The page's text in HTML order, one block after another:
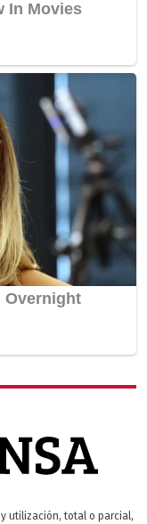
utilización, total o parcial,